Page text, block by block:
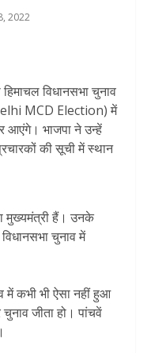
2022
विधानसभा चुनाव
MCD Election) में
आएंगे। भाजपा ने उन्हें
की सूची में स्थान
मुख्यमंत्री हैं। उनके
चुनाव में
में कभी भी ऐसा नहीं हुआ
जीता हो। पांचवें